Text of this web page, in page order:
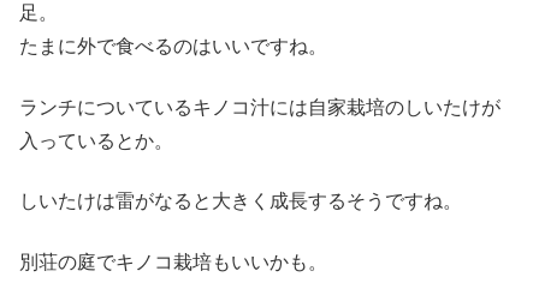
足。
たまに外で食べるのはいいですね。
ランチについているキノコ汁には自家栽培のしいたけが
入っているとか。
しいたけは雷がなると大きく成長するそうですね。
別荘の庭でキノコ栽培もいいかも。